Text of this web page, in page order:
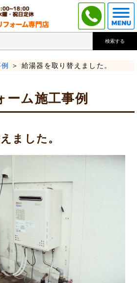
検索する
給湯器を取り替えました。
ーム施工事例
ました。